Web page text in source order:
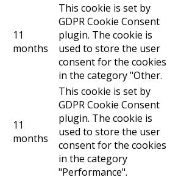
11
months
This cookie is set by
GDPR Cookie Consent
plugin. The cookie is
used to store the user
consent for the cookies
in the category "Other.
11
months
This cookie is set by
GDPR Cookie Consent
plugin. The cookie is
used to store the user
consent for the cookies
in the category
"Performance".